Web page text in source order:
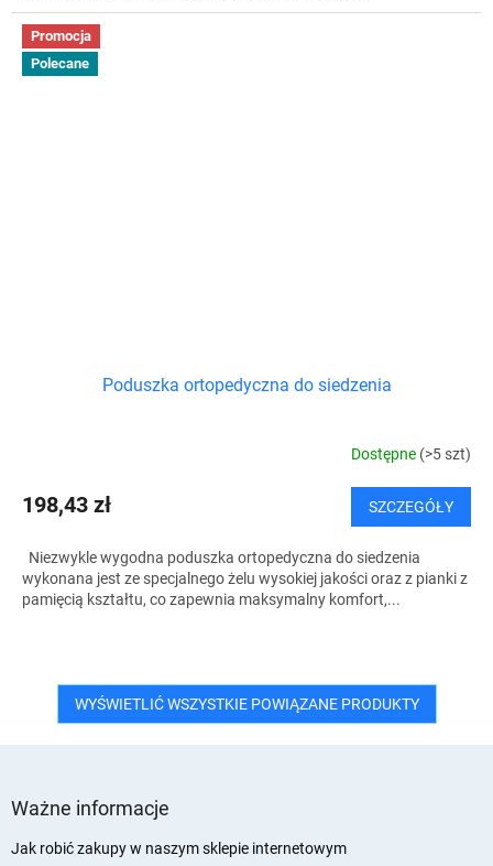
Promocja
Polecane
Poduszka ortopedyczna do siedzenia
Dostępne (>5 szt)
198,43 zł SZCZEGÓŁY
Niezwykle wygodna poduszka ortopedyczna do siedzenia
wykonana jest ze specjalnego żelu wysokiej jakości oraz z pianki z
pamięcią kształtu, co zapewnia maksymalny komfort,...
WYŚWIETLIĆ WSZYSTKIE POWIĄZANE PRODUKTY
Ważne informacje
Jak robić zakupy w naszym sklepie internetowym